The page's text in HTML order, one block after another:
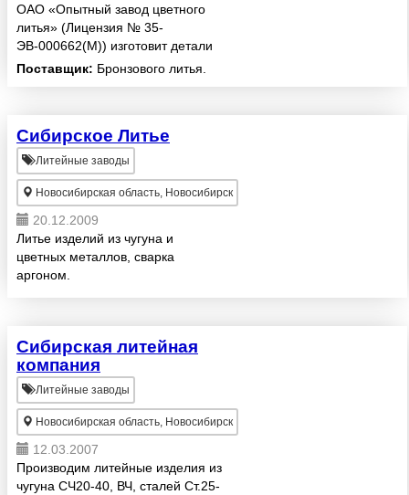
ОАО «Опытный завод цветного
литья» (Лицензия № 35-
ЭВ-000662(М)) изготовит детали
вращения из медьсодержащих
17711-80, а также других марок ...
Поставщик: Бронзового литья.
Сибирское Литье
Литейные заводы
Новосибирская область, Новосибирск
20.12.2009
Литье изделий из чугуна и
цветных металлов, сварка
аргоном.
Сибирская литейная
компания
Литейные заводы
Новосибирская область, Новосибирск
12.03.2007
Производим литейные изделия из
чугуна СЧ20-40, ВЧ, сталей Ст.25-